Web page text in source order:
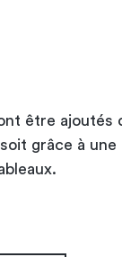
être ajoutés
grâce à une